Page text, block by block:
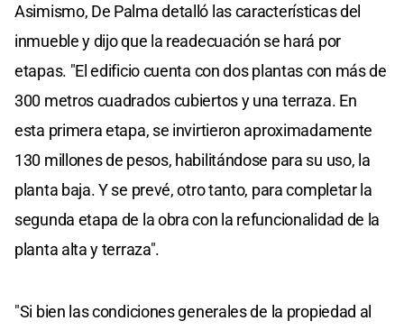
Asimismo, De Palma detalló las características del
inmueble y dijo que la readecuación se hará por
etapas. "El edificio cuenta con dos plantas con más de
300 metros cuadrados cubiertos y una terraza. En
esta primera etapa, se invirtieron aproximadamente
130 millones de pesos, habilitándose para su uso, la
planta baja. Y se prevé, otro tanto, para completar la
segunda etapa de la obra con la refuncionalidad de la
planta alta y terraza".
"Si bien las condiciones generales de la propiedad al